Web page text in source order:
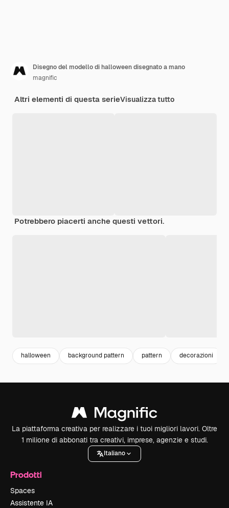
Disegno del modello di halloween disegnato a mano
magnific
Altri elementi di questa serieVisualizza tutto
Potrebbero piacerti anche questi vettori.
halloween background pattern pattern decorazioni
La piattaforma creativa per realizzare i tuoi migliori lavori. Oltre
1 milione di abbonati tra creativi, imprese, agenzie e studi.
Italiano
Prodotti
Spaces
Assistente IA